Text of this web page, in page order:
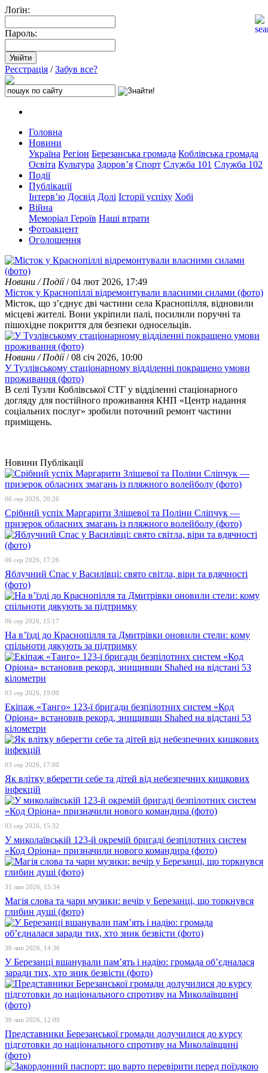
Лоґін:
Пароль:
Реєстрація /Забув все?
Головна
Новини
Україна Регіон Березанська громада Коблівська громада
Освіта Культура Здоров’я Спорт Служба 101 Служба 102
Події
Публікації
Інтерв’ю Досвід Долі Історії успіху Хобі
Війна
Меморіал Героїв Наші втрати
Фотоакцент
Оголошення
Новини / Події/ 04 лют 2026, 17:49
Місток у Краснопіллі відремонтували власними силами (фото)
Місток, що з’єднує дві частини села Краснопілля, відновили
місцеві жителі. Вони укріпили палі, посилили поручні та
пішохідне покриття для безпеки односельців.
Новини / Події/ 08 січ 2026, 10:00
У Тузлівському стаціонарному відділенні покращено умови
проживання (фото)
В селі Тузли Коблівської СТГ у відділенні стаціонарного
догляду для постійного проживання КНП «Центр надання
соціальних послуг» зробили поточний ремонт частини
приміщень.
Новини Публікації
06 сер 2026, 20:26
Срібний успіх Маргарити Зліщевої та Поліни Сліпчук —
призерок обласних змагань із пляжного волейболу (фото)
06 сер 2026, 17:26
Яблучний Спас у Василівці: свято світла, віри та вдячності
(фото)
06 сер 2026, 15:17
На в’їзді до Краснопілля та Дмитрівки оновили стели: кому
спільноти дякують за підтримку
03 сер 2026, 19:00
Екіпаж «Танго» 123-ї бригади безпілотних систем «Код
Оріона» встановив рекорд, знищивши Shahed на відстані 53
кілометри
03 сер 2026, 17:00
Як влітку вберегти себе та дітей від небезпечних кишкових
інфекцій
03 сер 2026, 15:32
У миколаївській 123-й окремій бригаді безпілотних систем
«Код Оріона» призначили нового командира (фото)
31 лип 2026, 15:34
Магія слова та чари музики: вечір у Березанці, що торкнувся
глибин душі (фото)
30 лип 2026, 14:36
У Березанці вшанували пам’ять і надію: громада об’єдналася
заради тих, хто зник безвісти (фото)
30 лип 2026, 12:00
Представники Березанської громади долучилися до курсу
підготовки до національного спротиву на Миколаївщині
(фото)